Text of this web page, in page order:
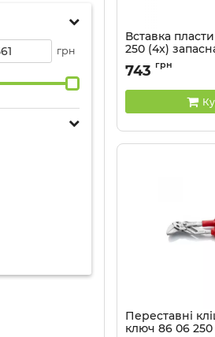
грн
Вставка
250 (4x)
Артикул: 81 19 250
743 грн
Переставні
ключ 86 06 250